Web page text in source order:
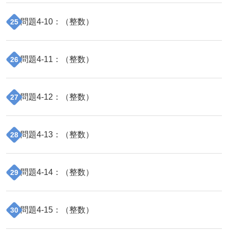
25 問題4-10 ：（整数）
26 問題4-11 ：（整数）
27 問題4-12 ：（整数）
28 問題4-13 ：（整数）
29 問題4-14 ：（整数）
30 問題4-15 ：（整数）